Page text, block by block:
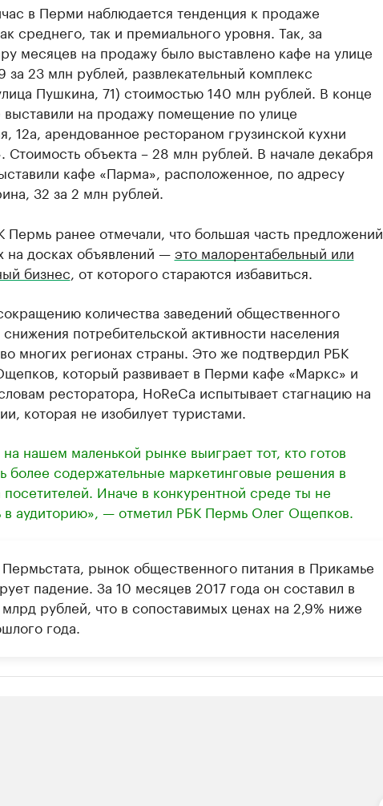
в Перми наблюдается тенденция к продаже
среднего, так и премиального уровня. Так, за
месяцев на продажу было выставлено кафе на улице
за 23 млн рублей, развлекательный комплекс
Пушкина, 71) стоимостью 140 млн рублей. В конце
выставили на продажу помещение по улице
12а, арендованное рестораном грузинской кухни
Стоимость объекта – 28 млн рублей. В начале декабря
кафе «Парма», расположенное, по адресу
32 за 2 млн рублей.​
ранее отмечали, что большая часть предложений,
на досках объявлений —это малорентабельный или
бизнес , от которого стараются избавиться.
количества заведений общественного
снижения потребительской активности населения
многих регионах страны. Это же подтвердил РБК
который развивает в Перми кафе «Маркс» и
ресторатора, HoReCa испытывает стагнацию на
которая не изобилует туристами.
нашем маленькой рынке выиграет тот, кто готов
более содержательные маркетинговые решения в
посетителей. Иначе в конкурентной среде ты не
в аудиторию», — отметил РБК Пермь Олег Ощепков.
рынок общественного питания в Прикамье
падение. За 10 месяцев 2017 года он составил в
рублей, что в сопоставимых ценах на 2,9% ниже
года.